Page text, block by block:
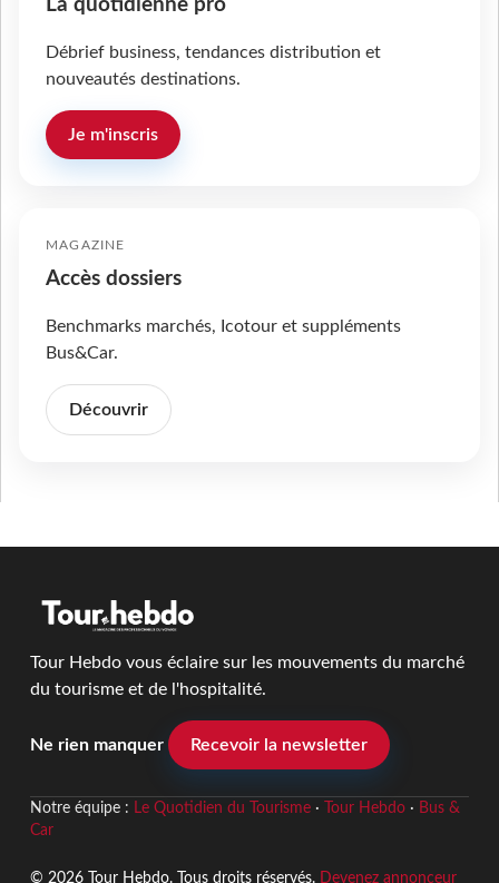
La quotidienne pro
Débrief business, tendances distribution et
nouveautés destinations.
Je m'inscris
MAGAZINE
Accès dossiers
Benchmarks marchés, Icotour et suppléments
Bus&Car.
Découvrir
Tour Hebdo vous éclaire sur les mouvements du marché
du tourisme et de l'hospitalité.
Ne rien manquer Recevoir la newsletter
Notre équipe : Le Quotidien du Tourisme· Tour Hebdo· Bus &
Car
© 2026 Tour Hebdo. Tous droits réservés. Devenez annonceur